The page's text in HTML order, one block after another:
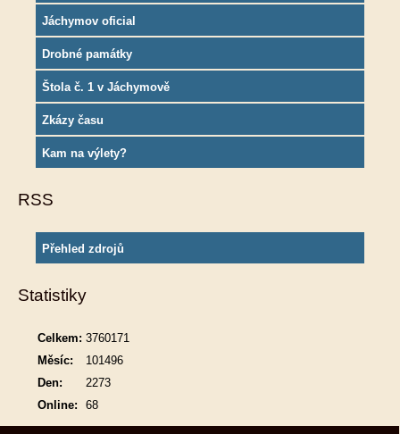
Jáchymov oficial
Drobné památky
Štola č. 1 v Jáchymově
Zkázy času
Kam na výlety?
RSS
Přehled zdrojů
Statistiky
Online: 68
Celkem: 3760171
Měsíc:
101496
Den:
2273